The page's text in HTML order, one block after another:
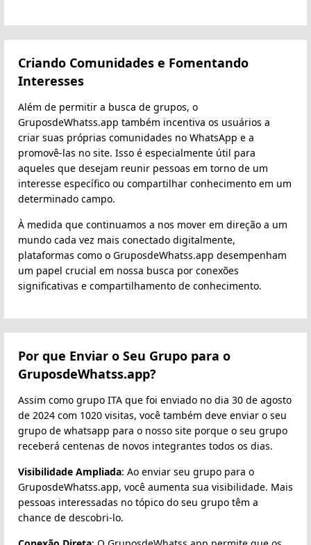
Criando Comunidades e Fomentando
Interesses
Além de permitir a busca de grupos, o
GruposdeWhatss.app também incentiva os usuários a
criar suas próprias comunidades no WhatsApp e a
promovê-las no site. Isso é especialmente útil para
aqueles que desejam reunir pessoas em torno de um
interesse específico ou compartilhar conhecimento em um
determinado campo.
À medida que continuamos a nos mover em direção a um
mundo cada vez mais conectado digitalmente,
plataformas como o GruposdeWhatss.app desempenham
um papel crucial em nossa busca por conexões
significativas e compartilhamento de conhecimento.
Por que Enviar o Seu Grupo para o
GruposdeWhatss.app?
Assim como grupo ITA que foi enviado no dia 30 de agosto
de 2024 com 1020 visitas, você também deve enviar o seu
grupo de whatsapp para o nosso site porque o seu grupo
receberá centenas de novos integrantes todos os dias.
Visibilidade Ampliada: Ao enviar seu grupo para o
GruposdeWhatss.app, você aumenta sua visibilidade. Mais
pessoas interessadas no tópico do seu grupo têm a
chance de descobri-lo.